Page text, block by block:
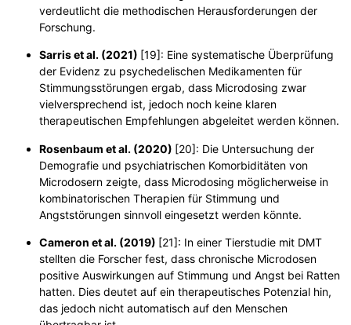
verdeutlicht die methodischen Herausforderungen der
Forschung.
Sarris et al. (2021) [19]: Eine systematische Überprüfung
der Evidenz zu psychedelischen Medikamenten für
Stimmungsstörungen ergab, dass Microdosing zwar
vielversprechend ist, jedoch noch keine klaren
therapeutischen Empfehlungen abgeleitet werden können.
Rosenbaum et al. (2020) [20]: Die Untersuchung der
Demografie und psychiatrischen Komorbiditäten von
Microdosern zeigte, dass Microdosing möglicherweise in
kombinatorischen Therapien für Stimmung und
Angststörungen sinnvoll eingesetzt werden könnte.
Cameron et al. (2019) [21]: In einer Tierstudie mit DMT
stellten die Forscher fest, dass chronische Microdosen
positive Auswirkungen auf Stimmung und Angst bei Ratten
hatten. Dies deutet auf ein therapeutisches Potenzial hin,
das jedoch nicht automatisch auf den Menschen